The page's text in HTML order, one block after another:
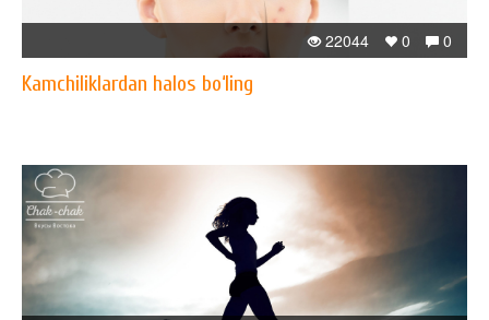
0
0
22044
Kamchiliklardan halos bo‘ling